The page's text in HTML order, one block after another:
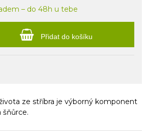
– do 48h u tebe
Přidat do košíku
ze stříbra je výborný komponent
šňůrce.